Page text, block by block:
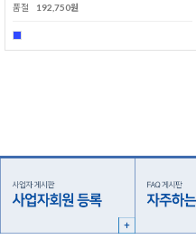
품절
192,750원